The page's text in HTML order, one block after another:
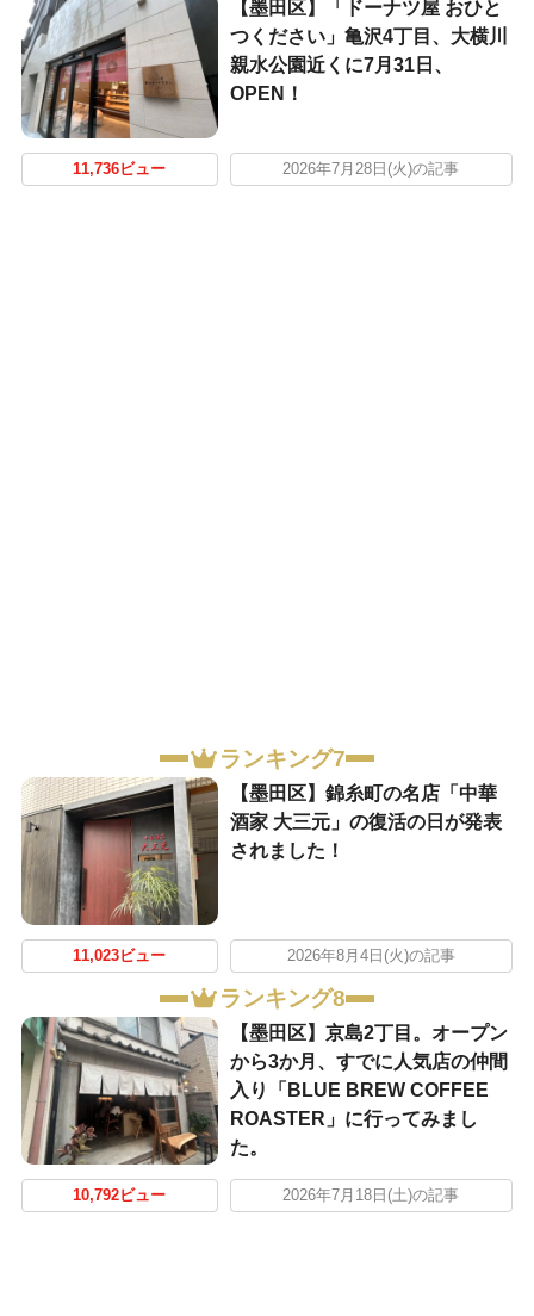
【墨田区】「ドーナツ屋 おひと
つください」亀沢4丁目、大横川
親水公園近くに7月31日、
OPEN！
11,736ビュー 2026年7月28日(火)の記事
ランキング7
【墨田区】錦糸町の名店「中華
酒家 大三元」の復活の日が発表
されました！
11,023ビュー 2026年8月4日(火)の記事
ランキング8
【墨田区】京島2丁目。オープン
から3か月、すでに人気店の仲間
入り「BLUE BREW COFFEE
ROASTER」に行ってみまし
た。
10,792ビュー 2026年7月18日(土)の記事